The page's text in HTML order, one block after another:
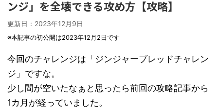
ンジ」を全壊できる攻め方【攻略】
更新日： 2023年12月9日
※本記事の初公開は2023年12月2日です
今回のチャレンジは「ジンジャーブレッドチャレン
ジ」ですな。
少し間が空いたなぁと思ったら前回の攻略記事から
1カ月が経っていました。